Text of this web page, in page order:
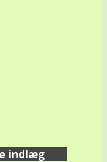
indlæg